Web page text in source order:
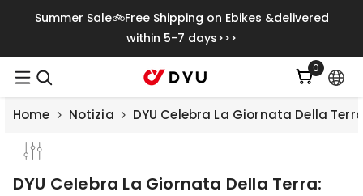
Vai Direttamente Ai Contenuti
Summer Sale🚲Free Shipping on Ebikes &delivered
within 5-7 days>>>
00
articoli
Home Notizia DYU Celebra La Giornata Della
DYU Celebra La Giornata Della Terra: